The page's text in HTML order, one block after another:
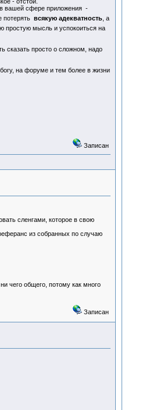
вашей сфере приложения -
всякую адекватность, а
простую мысль и успокоиться на
сказать просто о сложном, надо
на форуме и тем более в жизни
Записан
сленгами, которое в свою
из собранных по случаю
чего общего, потому как много
Записан